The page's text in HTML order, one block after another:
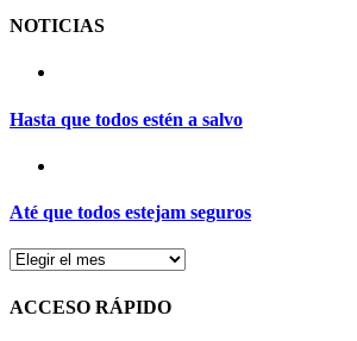
NOTICIAS
Hasta que todos estén a salvo
Até que todos estejam seguros
ACCESO RÁPIDO